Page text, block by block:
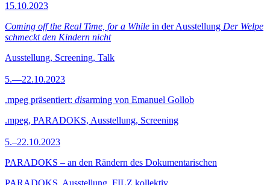
15.10.2023
Coming off the Real Time, for a While in der Ausstellung Der Welpe
schmeckt den Kindern nicht
Ausstellung, Screening, Talk
5.—22.10.2023
.mpeg präsentiert: disarming von Emanuel Gollob
.mpeg, PARADOKS, Ausstellung, Screening
5.–22.10.2023
PARADOKS – an den Rändern des Dokumentarischen
PARADOKS, Ausstellung, FILZ kollektiv